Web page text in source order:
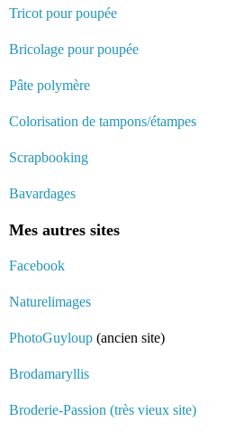
Tricot pour poupée
Bricolage pour poupée
Pâte polymère
Colorisation de tampons/étampes
Scrapbooking
Bavardages
Mes autres sites
Facebook
Naturelimages
PhotoGuyloup (ancien site)
Brodamaryllis
Broderie-Passion (très vieux site)